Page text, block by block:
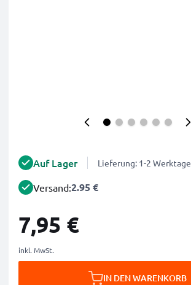
Auf Lager Lieferung: 1-2 Werktage
Versand:2.95 €
7,95 €
inkl. MwSt.
IN DEN WARENKORB